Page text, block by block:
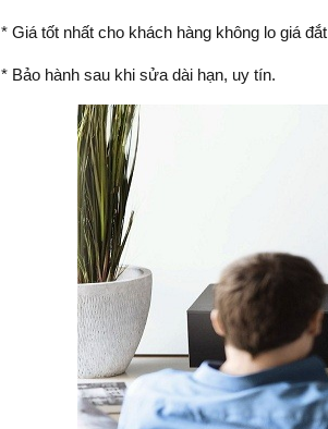
* Giá tốt nhất cho khách hàng không lo giá đắt
* Bảo hành sau khi sửa dài hạn, uy tín.